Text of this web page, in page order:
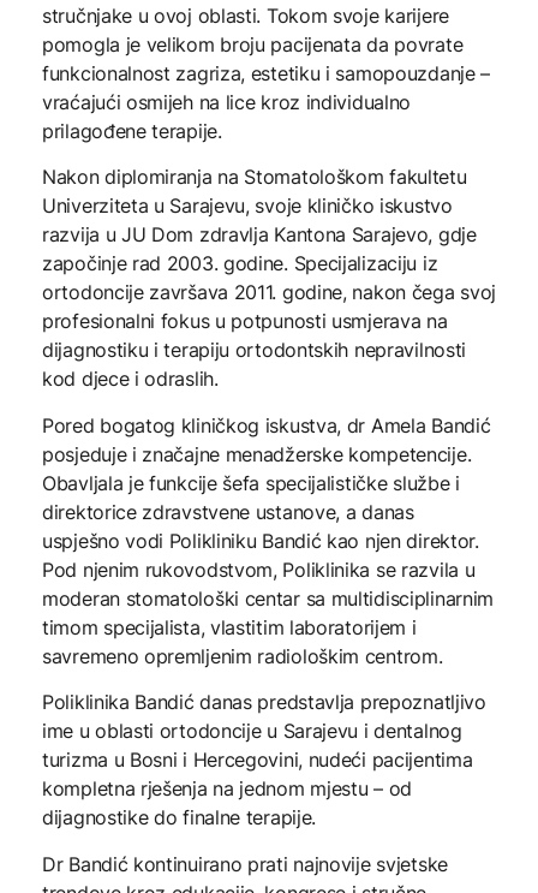
stručnjake u ovoj oblasti. Tokom svoje karijere
pomogla je velikom broju pacijenata da povrate
funkcionalnost zagriza, estetiku i samopouzdanje –
vraćajući osmijeh na lice kroz individualno
prilagođene terapije.
Nakon diplomiranja na Stomatološkom fakultetu
Univerziteta u Sarajevu, svoje kliničko iskustvo
razvija u JU Dom zdravlja Kantona Sarajevo, gdje
započinje rad 2003. godine. Specijalizaciju iz
ortodoncije završava 2011. godine, nakon čega svoj
profesionalni fokus u potpunosti usmjerava na
dijagnostiku i terapiju ortodontskih nepravilnosti
kod djece i odraslih.
Pored bogatog kliničkog iskustva, dr Amela Bandić
posjeduje i značajne menadžerske kompetencije.
Obavljala je funkcije šefa specijalističke službe i
direktorice zdravstvene ustanove, a danas
uspješno vodi Polikliniku Bandić kao njen direktor.
Pod njenim rukovodstvom, Poliklinika se razvila u
moderan stomatološki centar sa multidisciplinarnim
timom specijalista, vlastitim laboratorijem i
savremeno opremljenim radiološkim centrom.
Poliklinika Bandić danas predstavlja prepoznatljivo
ime u oblasti ortodoncije u Sarajevu i dentalnog
turizma u Bosni i Hercegovini, nudeći pacijentima
kompletna rješenja na jednom mjestu – od
dijagnostike do finalne terapije.
Dr Bandić kontinuirano prati najnovije svjetske